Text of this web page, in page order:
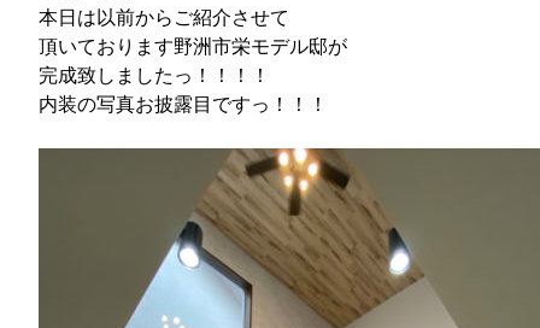
本日は以前からご紹介させて
頂いております野洲市栄モデル邸が
完成致しましたっ！！！！
内装の写真お披露目ですっ！！！